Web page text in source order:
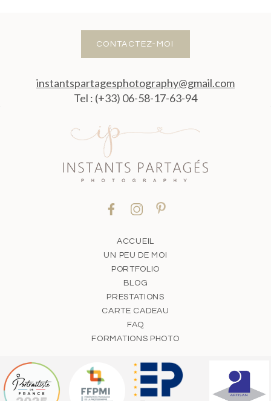
CONTACTEZ-MOI
instantspartagesphotography@gmail.com
Tel : (+33) 06-58-17-63-94
ACCUEIL
UN PEU DE MOI
PORTFOLIO
BLOG
PRESTATIONS
CARTE CADEAU
FAQ
FORMATIONS PHOTO